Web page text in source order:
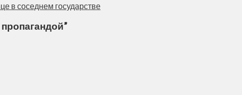
в соседнем государстве
”